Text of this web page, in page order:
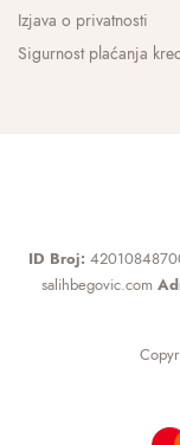
Izjava o privatnosti
Sigurnost plaćanja
ID Broj:
salihbegovic.com